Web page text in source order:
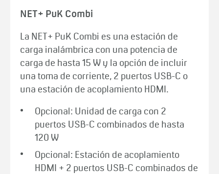
NET+ PuK Combi
La NET+ PuK Combi es una estación de
carga inalámbrica con una potencia de
carga de hasta 15 W y la opción de incluir
una toma de corriente, 2 puertos USB-C o
una estación de acoplamiento HDMI.
Opcional: Unidad de carga con 2
puertos USB-C combinados de hasta
120 W
Opcional: Estación de acoplamiento
HDMI + 2 puertos USB-C combinados de